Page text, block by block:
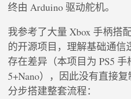
终由 Arduino 驱动舵机。
我参考了大量 Xbox 手柄搭
的开源项目，理解基础通信
存在差异（本项目为 PS5 手
5+Nano），因此没有直接
分步搭建整套流程：